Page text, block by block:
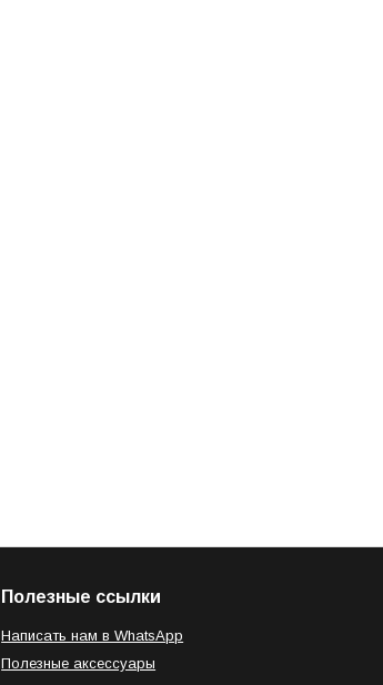
Полезные ссылки
Написать нам в WhatsApp
Полезные аксессуары